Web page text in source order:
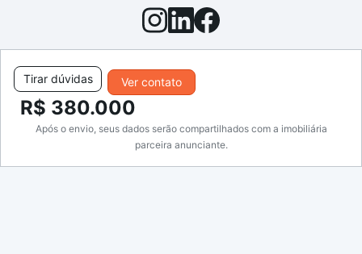
Ver contato
Tirar dúvidas
R$ 380.000
Após o envio, seus dados serão compartilhados com a imobiliária
parceira anunciante.